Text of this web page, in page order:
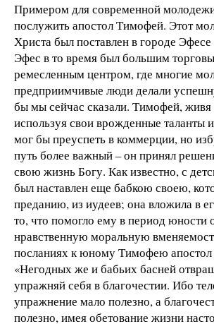
Примером для современной
послужить апостол Тимофей. Этот
Христа был поставлен в городе
Эфес в то время был большим
ремесленным центром, где многие
предприимчивые люди делали
бы мы сейчас сказали. Тимофей, живя
используя свои врожденные таланты
мог бы преуспеть в коммерции, но
путь более важный – он принял
свою жизнь Богу. Как известно, с
был наставлен еще бабкою своею,
преданию, из иудеев; она вложила в
то, что помогло ему в период юности
нравственную моральную
посланиях к юному Тимофею апостол
«Негодных же и бабьих басней
упражняй себя в благочестии. Ибо
упражнение мало полезно, а
полезно, имея обетование жизни